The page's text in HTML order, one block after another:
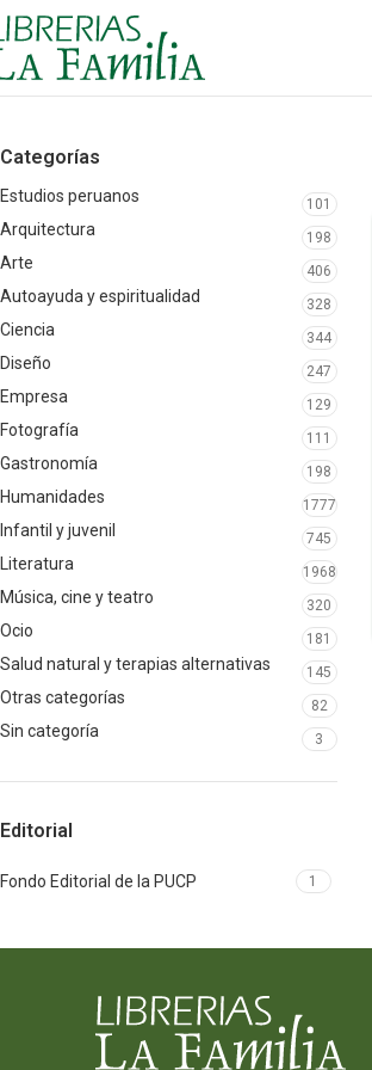
Categorías
Estudios peruanos 101
Arquitectura 198
Arte 406
Autoayuda y espiritualidad 328
Ciencia 344
Diseño 247
Empresa 129
Fotografía 111
Gastronomía 198
Humanidades 1777
Infantil y juvenil 745
Literatura 1968
Música, cine y teatro 320
Ocio 181
Salud natural y terapias alternativas 145
Otras categorías 82
Sin categoría 3
Editorial
Fondo Editorial de la PUCP 1